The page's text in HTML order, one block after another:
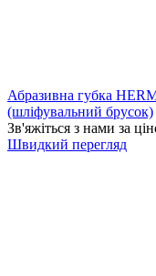
Абразивна губка
(шліфувальний брусок)
Зв'яжіться з нами за
Швидкий перегляд